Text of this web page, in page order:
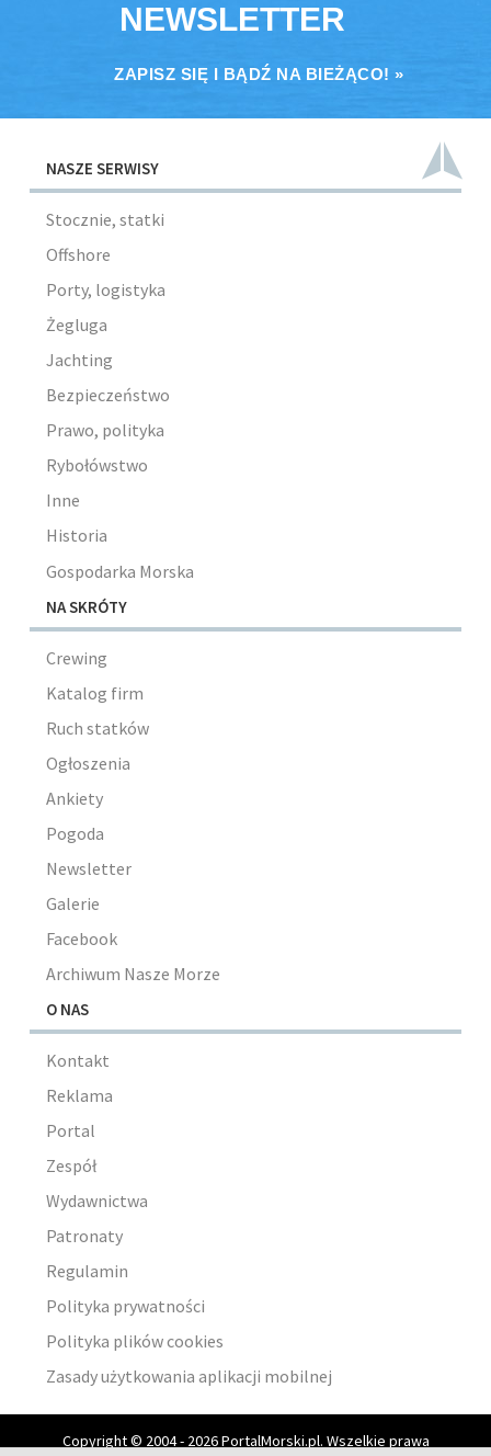
NEWSLETTER
ZAPISZ SIĘ I BĄDŹ NA BIEŻĄCO! »
NASZE SERWISY
Stocznie, statki
Offshore
Porty, logistyka
Żegluga
Jachting
Bezpieczeństwo
Prawo, polityka
Rybołówstwo
Inne
Historia
Gospodarka Morska
NA SKRÓTY
Crewing
Katalog firm
Ruch statków
Ogłoszenia
Ankiety
Pogoda
Newsletter
Galerie
Facebook
Archiwum Nasze Morze
O NAS
Kontakt
Reklama
Portal
Zespół
Wydawnictwa
Patronaty
Regulamin
Polityka prywatności
Polityka plików cookies
Zasady użytkowania aplikacji mobilnej
Copyright © 2004 - 2026 PortalMorski.pl. Wszelkie prawa